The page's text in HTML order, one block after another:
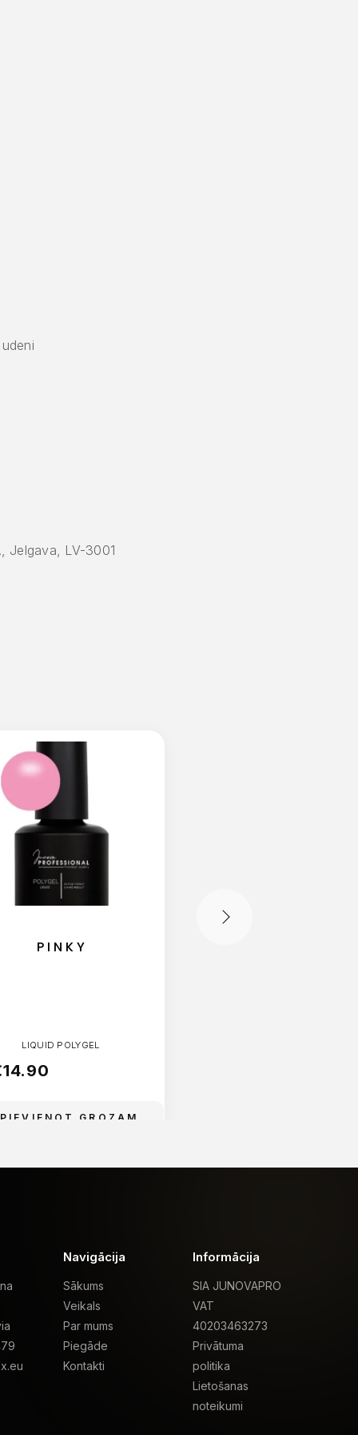
Jelgava, LV-3001
PIEVIENOT GROZAM
PINKY
LIQUID POLYGEL
14.90
Navigācija
Sākums
Veikals
Par mums
Piegāde
Kontakti
Informācija
SIA JUNOVAPRO
VAT
40203463273
Privātuma
politika
Lietošanas
noteikumi